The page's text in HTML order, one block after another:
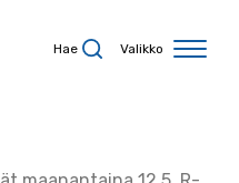
Hae Valikko